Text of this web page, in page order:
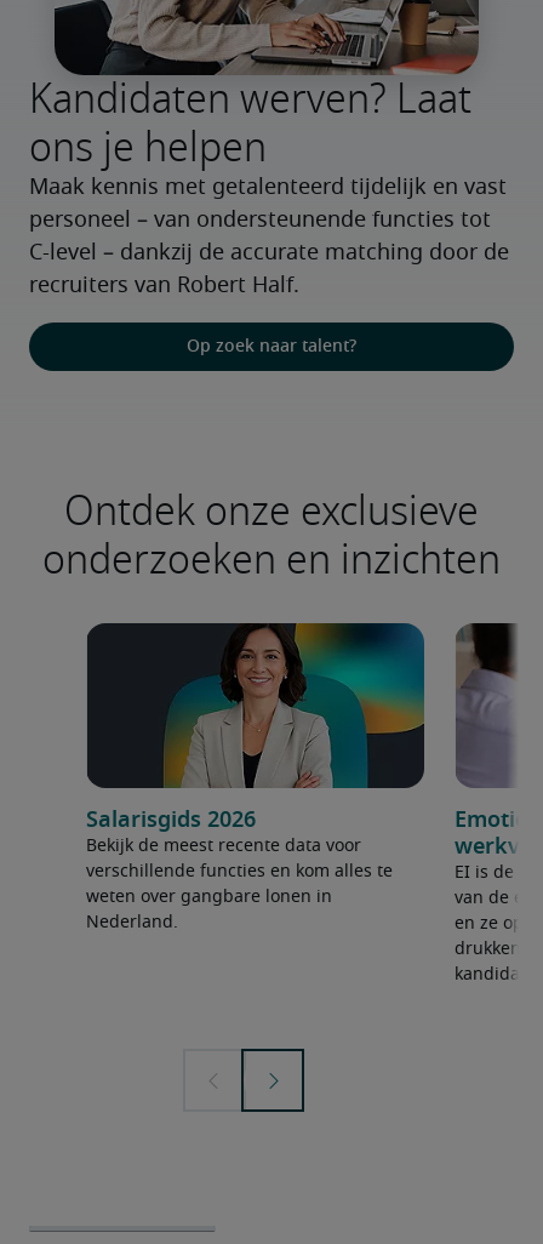
Kandidaten werven? Laat
ons je helpen
Maak kennis met getalenteerd tijdelijk en vast
personeel – van ondersteunende functies tot
C-level – dankzij de accurate matching door de
recruiters van Robert Half.
Op zoek naar talent?
Ontdek onze exclusieve
onderzoeken en inzichten
Salarisgids 2026
Bekijk de meest recente data voor
verschillende functies en kom alles te
weten over gangbare lonen in
Nederland.
EI is de
van de
en ze op
drukken.